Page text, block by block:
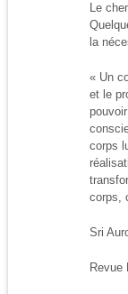
Le
la
« Un
et le
corps
corps,
Sri
Revue